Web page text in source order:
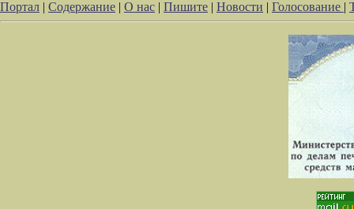
Портал | Содержание | О нас | Пишите | Новости | Голосование |